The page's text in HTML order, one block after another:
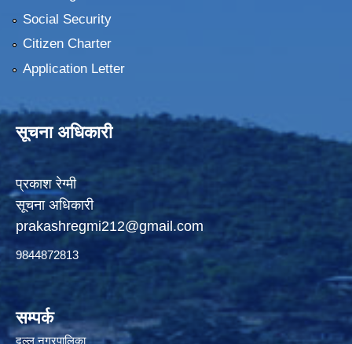
Social Security
Citizen Charter
Application Letter
सूचना अधिकारी
प्रकाश रेग्मी
सूचना अधिकारी
prakashregmi212@gmail.com
9844872813
सम्पर्क
दुल्लु नगरपालिका